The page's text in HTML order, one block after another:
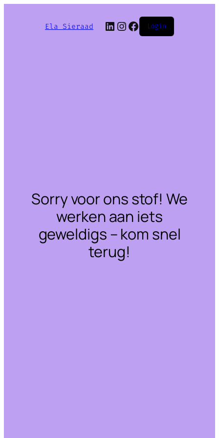
Ela Sieraad LinkedIn
Instagram
Facebook
Login
Sorry voor ons stof! We
werken aan iets
geweldigs – kom snel
terug!